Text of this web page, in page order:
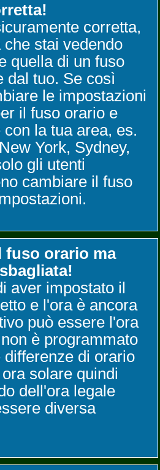
corretta,
stai vedendo
quella di un fuso
dal tuo. Se così
le impostazioni
il fuso orario e
la tua area, es.
York, Sydney,
gli utenti
cambiare il fuso
fuso orario ma
aver impostato il
e l'ora è ancora
può essere l'ora
è programmato
di orario
solare quindi
dell'ora legale
diversa